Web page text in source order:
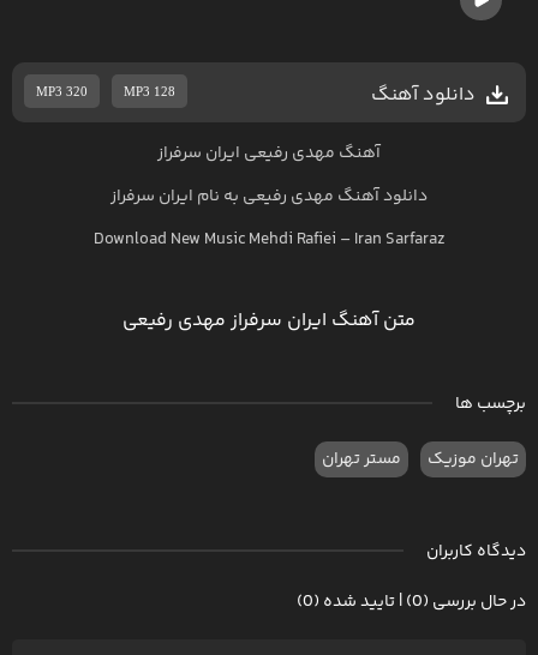
دانلود آهنگ MP3 320 MP3 128
آهنگ مهدی رفیعی ایران سرفراز
دانلود آهنگ مهدی رفیعی به نام ایران سرفراز
Download New MusicMehdi Rafiei – Iran Sarfaraz
متن آهنگ ایران سرفراز مهدی رفیعی
برچسب ها
تهران موزیک مستر تهران
دیدگاه کاربران
در حال بررسی (0) | تایید شده (0)